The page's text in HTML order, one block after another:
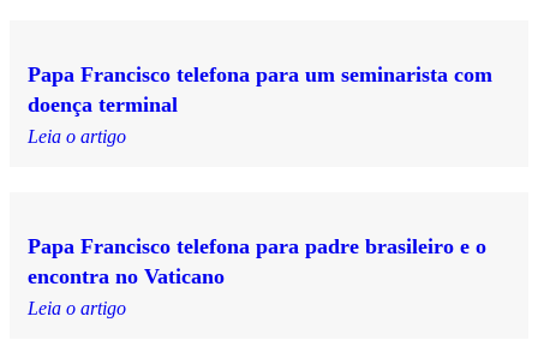
Papa Francisco telefona para um seminarista com
doença terminal
Leia o artigo
Papa Francisco telefona para padre brasileiro e o
encontra no Vaticano
Leia o artigo